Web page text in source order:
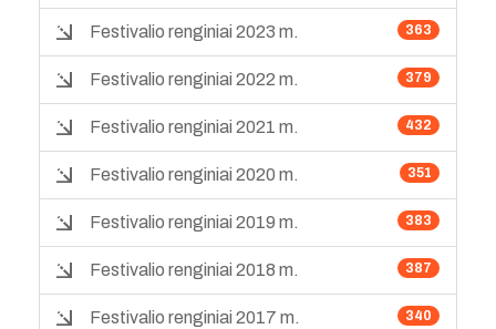
363
Festivalio renginiai 2023 m.
379
Festivalio renginiai 2022 m.
432
Festivalio renginiai 2021 m.
351
Festivalio renginiai 2020 m.
383
Festivalio renginiai 2019 m.
387
Festivalio renginiai 2018 m.
340
Festivalio renginiai 2017 m.